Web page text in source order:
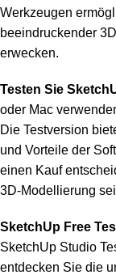
Werkzeugen
beeindruckender
erwecken.
Testen Sie
oder Mac
Die Testversion
und Vorteile der
einen Kauf
3D-Modellierung
SketchUp Free
SketchUp Studio
entdecken Sie die